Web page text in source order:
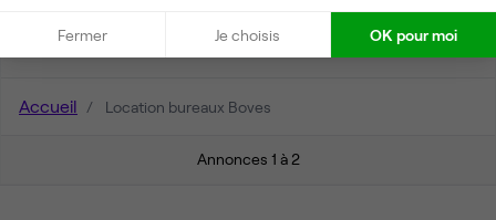
Accueil Location bureaux Boves
Annonces 1 à 2
Fermer Je choisis OK pour moi